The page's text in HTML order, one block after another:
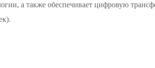
а также обеспечивает цифровую